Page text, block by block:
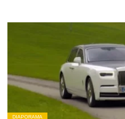
DIAPORAMA